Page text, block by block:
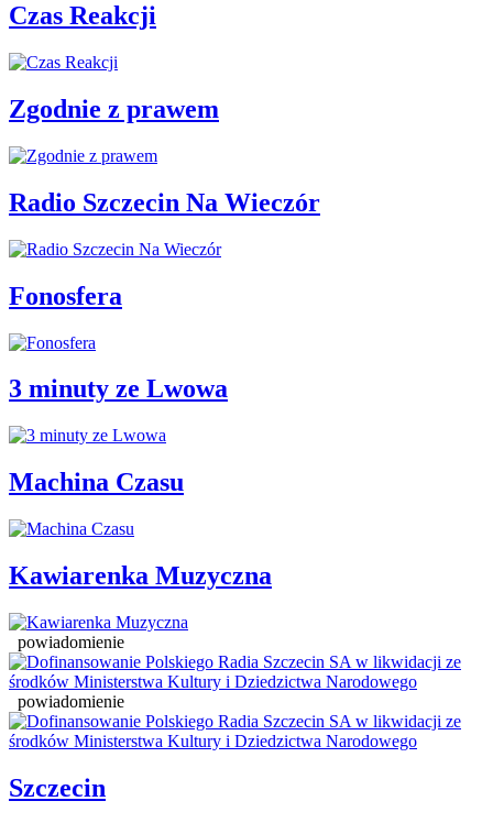
Czas Reakcji
Zgodnie z prawem
Radio Szczecin Na Wieczór
Fonosfera
3 minuty ze Lwowa
Machina Czasu
Kawiarenka Muzyczna
powiadomienie
powiadomienie
Szczecin